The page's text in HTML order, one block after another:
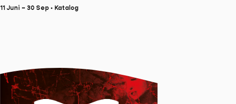
11 Juni – 30 Sep • Katalog